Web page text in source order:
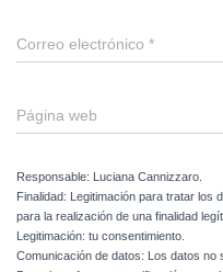
Correo electrónico *
Página web
Responsable: Luciana Cannizzaro.
Finalidad: Legitimación para tratar los
para la realización de una finalidad
Legitimación: tu consentimiento.
Comunicación de datos: Los datos no